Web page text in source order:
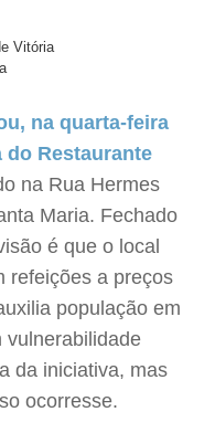
Vitória
na quarta-feira
do Restaurante
na Rua Hermes
Maria. Fechado
é que o local
refeições a preços
população em
vulnerabilidade
da iniciativa, mas
ocorresse.